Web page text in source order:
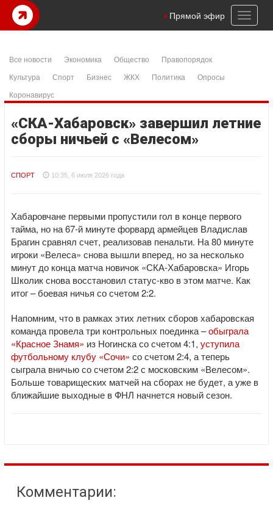
Toggle
Прямой эфир
Все новости Экономика Общество
Правопорядок
Культура
Спорт Бизнес ЖКХ Политика
Опросы
Коронавирус
«СКА-Хабаровск» завершил летние
сборы ничьей с «Велесом»
СПОРТ 10:35, 6 июля 2026 года
Хабаровчане первыми пропустили гол в конце первого
тайма, но на 67-й минуте форвард армейцев Владислав
Брагин сравнял счет, реализовав пенальти. На 80 минуте
игроки «Велеса» снова вышли вперед, но за несколько
минут до конца матча новичок «СКА-Хабаровска» Игорь
Школик снова восстановил статус-кво в этом матче. Как
итог – боевая ничья со счетом 2:2.
Напомним, что в рамках этих летних сборов хабаровская
команда провела три контрольных поединка –обыграла
«Красное Знамя» из Ногинска со счетом 4:1, уступила
футбольному клубу «Сочи» со счетом 2:4, а теперь
сыграла вничью со счетом 2:2 с московским «Велесом».
Больше товарищеских матчей на сборах не будет, а уже в
ближайшие выходные в ФНЛ начнется новый сезон.
Комментарии: